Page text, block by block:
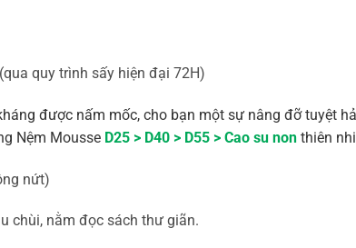
(qua quy trình sấy hiện đại 72H)
được nấm mốc, cho bạn một sự nâng đỡ tuyệt
Nệm Mousse D25 > D40 > D55 > Cao su non thiên
nứt)
chùi, nằm đọc sách thư giãn.